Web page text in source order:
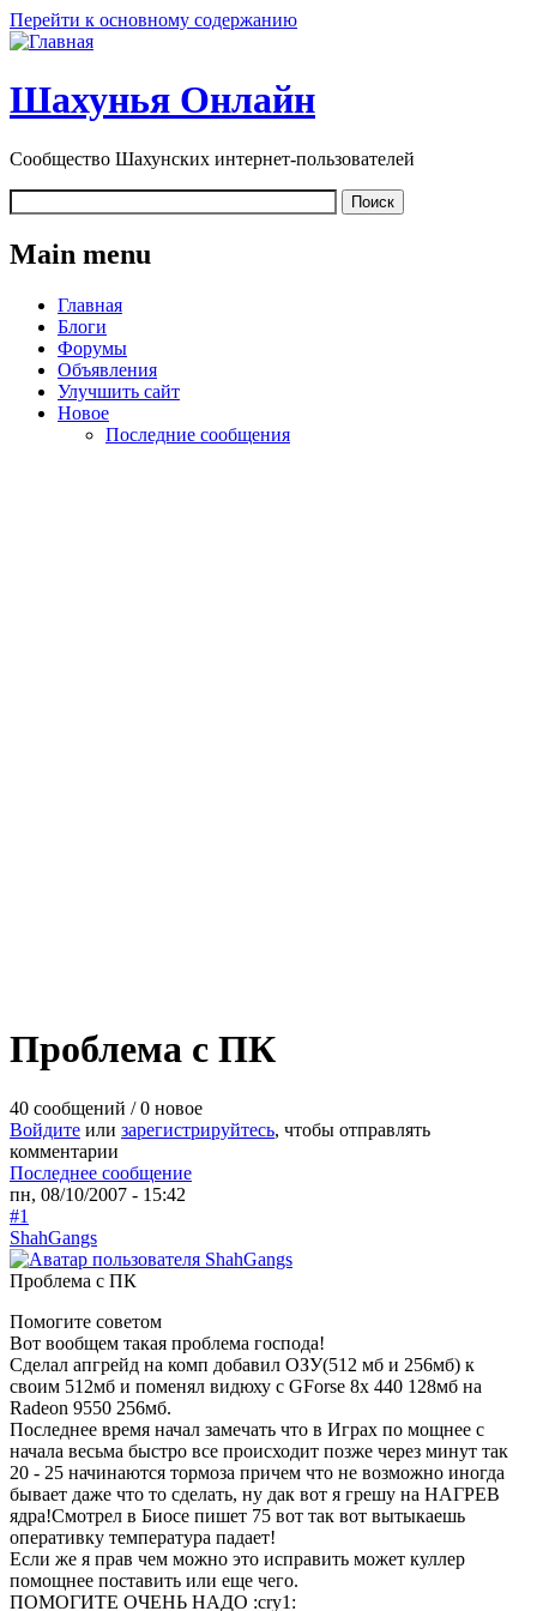
Перейти к основному содержанию
Шахунья Онлайн
Сообщество Шахунских интернет-пользователей
Main menu
Главная
Блоги
Форумы
Объявления
Улучшить сайт
Новое
Последние сообщения
Проблема с ПК
40 сообщений / 0 новое
Войдите или зарегистрируйтесь, чтобы отправлять
комментарии
Последнее сообщение
пн, 08/10/2007 - 15:42
#1
ShahGangs
Проблема с ПК
Помогите советом
Вот вообщем такая проблема господа!
Сделал апгрейд на комп добавил ОЗУ(512 мб и 256мб) к
своим 512мб и поменял видюху с GForse 8x 440 128мб на
Radeon 9550 256мб.
Последнее время начал замечать что в Играх по мощнее с
начала весьма быстро все происходит позже через минут так
20 - 25 начинаются тормоза причем что не возможно иногда
бывает даже что то сделать, ну дак вот я грешу на НАГРЕВ
ядра!Смотрел в Биосе пишет 75 вот так вот вытыкаешь
оперативку температура падает!
Если же я прав чем можно это исправить может куллер
помощнее поставить или еще чего.
ПОМОГИТЕ ОЧЕНЬ НАДО :cry1: